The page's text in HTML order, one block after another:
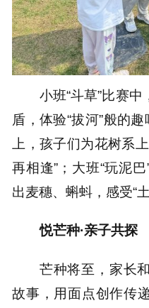
小班“斗草”比赛
盾，体验“拔河”般的
上，孩子们为花树系
再相逢”；大班“玩泥
出麦穗、蝌蚪，感受“
悦芒种·亲子共探
芒种将至，家长
故事，用面点创作传